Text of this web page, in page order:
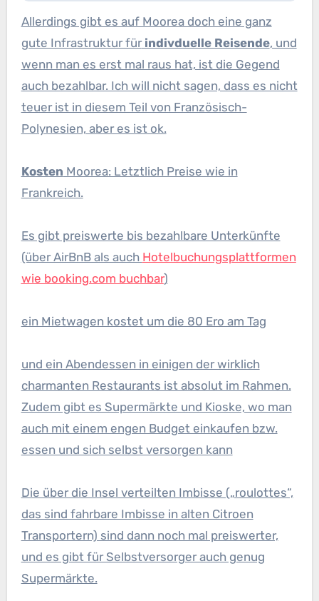
Allerdings gibt es auf Moorea doch eine ganz
gute Infrastruktur fürindivduelle Reisende, und
wenn man es erst mal raus hat, ist die Gegend
auch bezahlbar. Ich will nicht sagen, dass es nicht
teuer ist in diesem Teil von Französisch-
Polynesien, aber es ist ok.
Kosten Moorea: Letztlich Preise wie in
Frankreich.
Es gibt preiswerte bis bezahlbare Unterkünfte
(über AirBnB als auch Hotelbuchungsplattformen
wie booking.com buchbar)
ein Mietwagen kostet um die 80 Ero am Tag
und ein Abendessen in einigen der wirklich
charmanten Restaurants ist absolut im Rahmen.
Zudem gibt es Supermärkte und Kioske, wo man
auch mit einem engen Budget einkaufen bzw.
essen und sich selbst versorgen kann
Die über die Insel verteilten Imbisse („roulottes“,
das sind fahrbare Imbisse in alten Citroen
Transportern) sind dann noch mal preiswerter,
und es gibt für Selbstversorger auch genug
Supermärkte.